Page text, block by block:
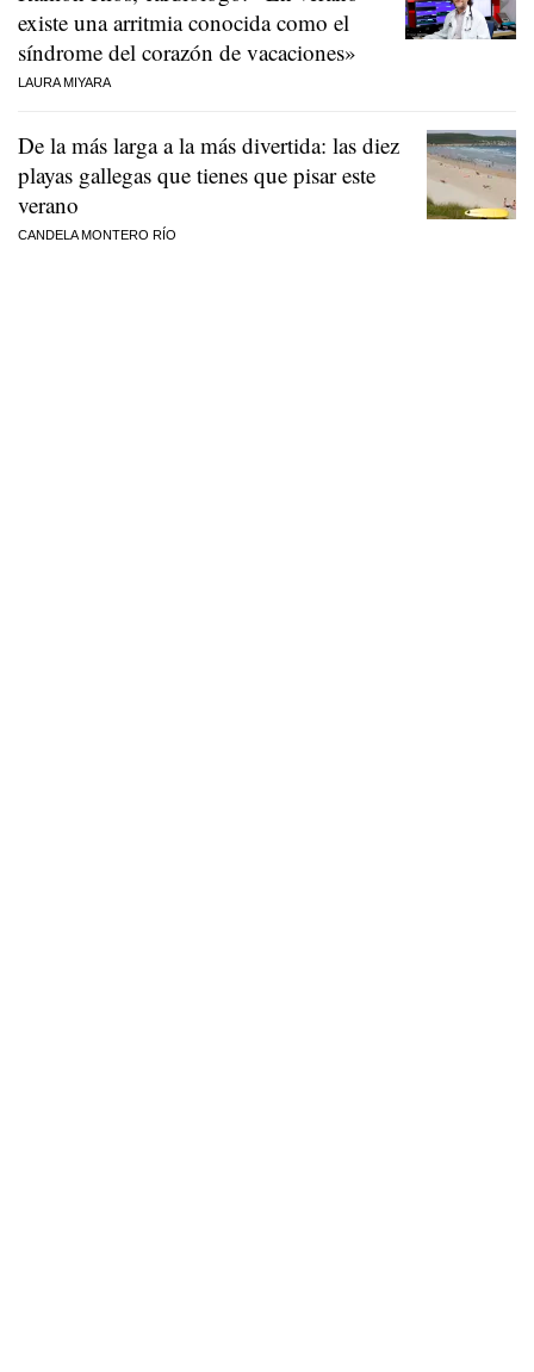
existe una arritmia conocida como el
síndrome del corazón de vacaciones»
LAURA MIYARA
De la más larga a la más divertida: las diez
playas gallegas que tienes que pisar este
verano
CANDELA MONTERO RÍO